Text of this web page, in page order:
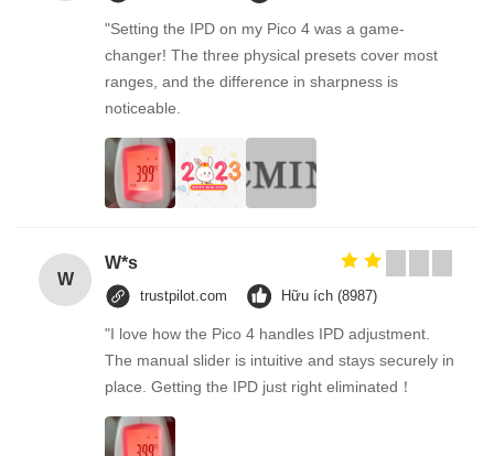
"Setting the IPD on my Pico 4 was a game-
changer! The three physical presets cover most
ranges, and the difference in sharpness is
noticeable.
W
W*s
trustpilot.com Hữu ích (8987)
"I love how the Pico 4 handles IPD adjustment.
The manual slider is intuitive and stays securely in
place. Getting the IPD just right eliminated！